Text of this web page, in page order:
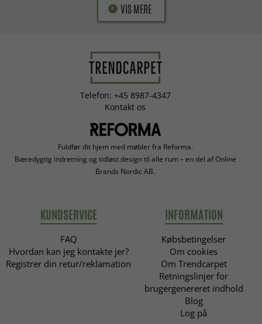
VIS MERE
Telefon: +45 8987-4347
Kontakt os
Fuldfør dit hjem med møbler fra Reforma.
Bæredygtig indretning og tidløst design til alle rum – en del af Online
Brands Nordic AB.
KUNDSERVICE
FAQ
Hvordan kan jeg kontakte jer?
Registrer din retur/reklamation
INFORMATION
Købsbetingelser
Om cookies
Om Trendcarpet
Retningslinjer for
brugergenereret indhold
Blog
Log på